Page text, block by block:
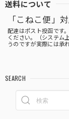
送料について
「こねこ便」
配達はポスト投函です
ください。（システム
うのですが実際には承
SEARCH